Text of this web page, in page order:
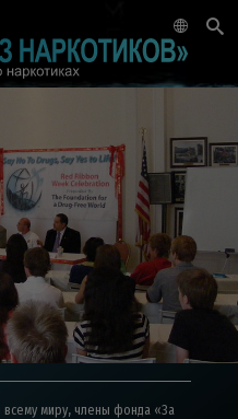
миру, члены фонда «За